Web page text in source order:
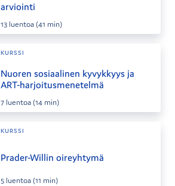
arviointi
13 luentoa(41 min)
KURSSI
Nuoren sosiaalinen kyvykkyys ja
ART-harjoitusmenetelmä
7 luentoa(14 min)
KURSSI
Prader-Willin oireyhtymä
5 luentoa(11 min)